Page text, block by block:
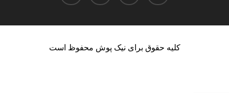
کلیه حقوق برای نیک پوش محفوظ است